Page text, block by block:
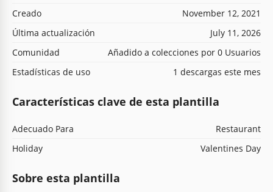
Creado
November 12, 2021
Última actualización
July 11, 2026
Comunidad
Añadido a colecciones por 0 Usuarios
Estadísticas de uso
1 descargas este mes
Características clave de esta plantilla
Adecuado Para
Restaurant
Holiday
Valentines Day
Sobre esta plantilla